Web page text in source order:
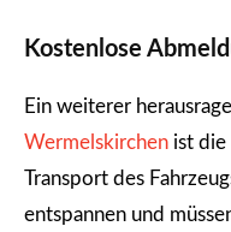
Kostenlose
Ein weiterer
Wermelskirchen ist die
Transport des
entspannen und